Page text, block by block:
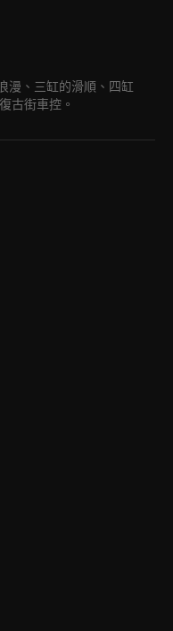
漫、三缸的滑順、四缸
古街車控。